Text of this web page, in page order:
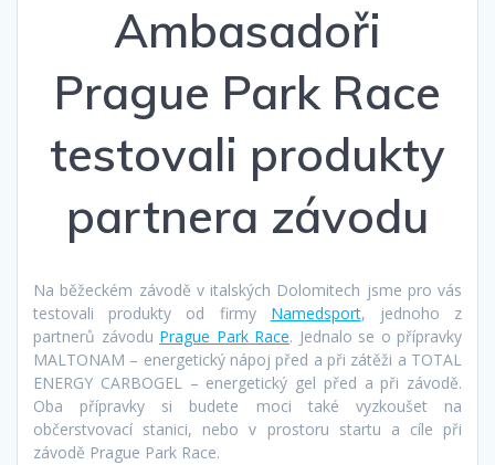
Ambasadoři
Prague Park Race
testovali produkty
partnera závodu
Na běžeckém závodě v italských Dolomitech jsme pro vás
testovali produkty od firmy Namedsport, jednoho z
partnerů závodu Prague Park Race. Jednalo se o přípravky
MALTONAM – energetický nápoj před a při zátěži a TOTAL
ENERGY CARBOGEL – energetický gel před a při závodě.
Oba přípravky si budete moci také vyzkoušet na
občerstvovací stanici, nebo v prostoru startu a cíle při
závodě Prague Park Race.